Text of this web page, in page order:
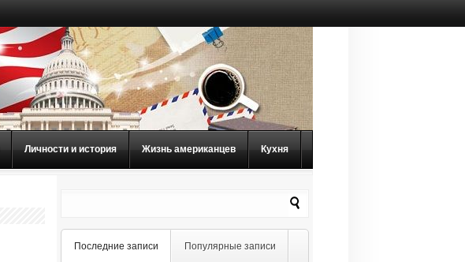
Личности и история Жизнь американцев Кухня
Последние записи Популярные записи